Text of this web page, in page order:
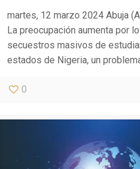
martes, 12 marzo 2024 Abuja
La preocupación aumenta por
secuestros masivos de
estados de Nigeria, un
0